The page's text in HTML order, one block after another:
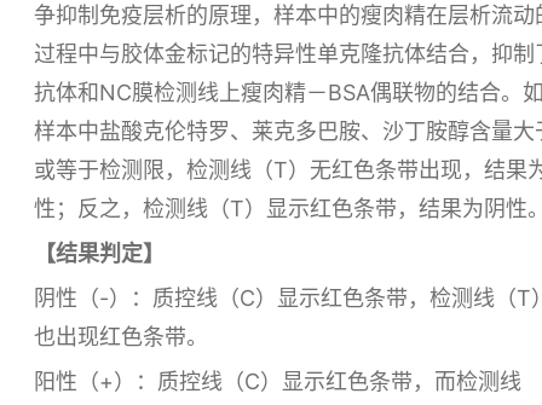
争抑制免疫层析的原理，样本中的瘦肉精在层析流动
过程中与胶体金标记的特异性单克隆抗体结合，抑制
抗体和NC膜检测线上瘦肉精－BSA偶联物的结合。
样本中盐酸克伦特罗、莱克多巴胺、沙丁胺醇含量大
或等于检测限，检测线（T）无红色条带出现，结果
性；反之，检测线（T）显示红色条带，结果为阴性
【结果判定】
阴性（-）：质控线（C）显示红色条带，检测线（T
也出现红色条带。
阳性（+）：质控线（C）显示红色条带，而检测线